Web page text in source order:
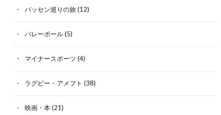
バッセン巡りの旅(12)
バレーボール(5)
マイナースポーツ (4)
ラグビー・アメフト (38)
映画・本(21)